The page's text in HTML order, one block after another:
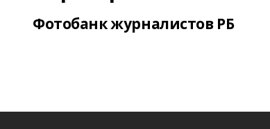
Фотобанк журналистов РБ